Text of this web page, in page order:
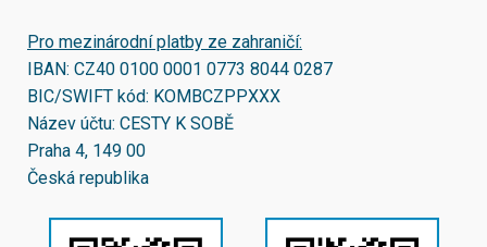
Pro mezinárodní platby ze zahraničí:
IBAN: CZ40 0100 0001 0773 8044 0287
BIC/SWIFT kód: KOMBCZPPXXX
Název účtu: CESTY K SOBĚ
Praha 4, 149 00
Česká republika